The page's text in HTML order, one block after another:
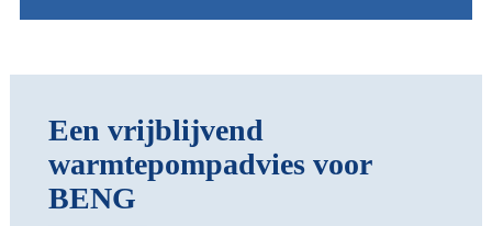
Een vrijblijvend
warmtepompadvies voor
BENG